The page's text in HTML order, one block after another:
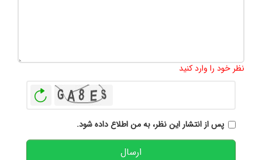
نظر خود را وارد کنید
پس از انتشار این نظر، به من اطلاع داده شود.
ارسال